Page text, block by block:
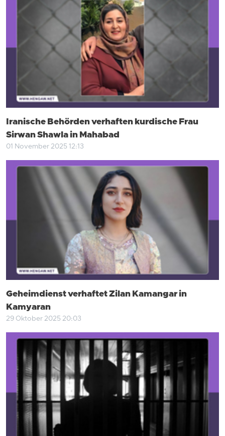
Iranische Behörden verhaften kurdische Frau
Sirwan Shawla in Mahabad
01 November 2025 12:13
Geheimdienst verhaftet Zilan Kamangar in
Kamyaran
29 Oktober 2025 20:03